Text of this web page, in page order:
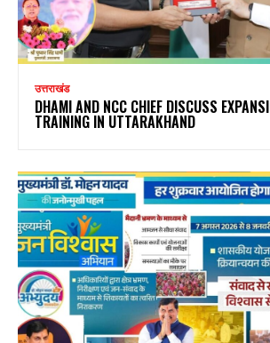
उत्तराखंड
DHAMI AND NCC CHIEF DISCUSS
TRAINING IN UTTARAKHAND